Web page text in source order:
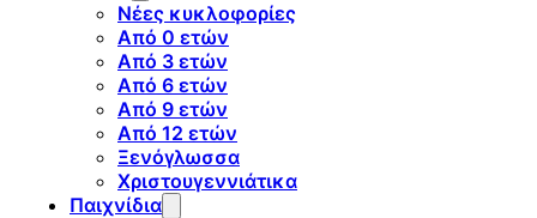
Νέες κυκλοφορίες
Από 0 ετών
Από 3 ετών
Από 6 ετών
Από 9 ετών
Από 12 ετών
Ξενόγλωσσα
Χριστουγεννιάτικα
Παιχνίδια